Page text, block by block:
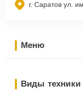
г. Саратов ул.
Меню
Виды техники